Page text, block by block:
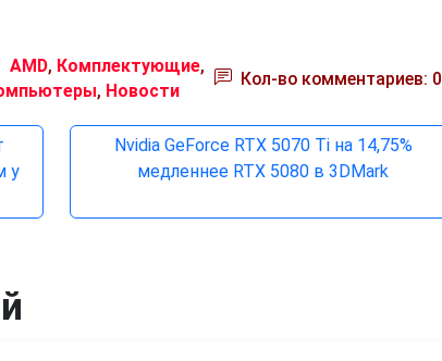
AMD, Комплектующие,
, Новости
Кол-во комментариев: 0
у
Nvidia GeForce RTX 5070 Ti на 14,75%
медленнее RTX 5080 в 3DMark